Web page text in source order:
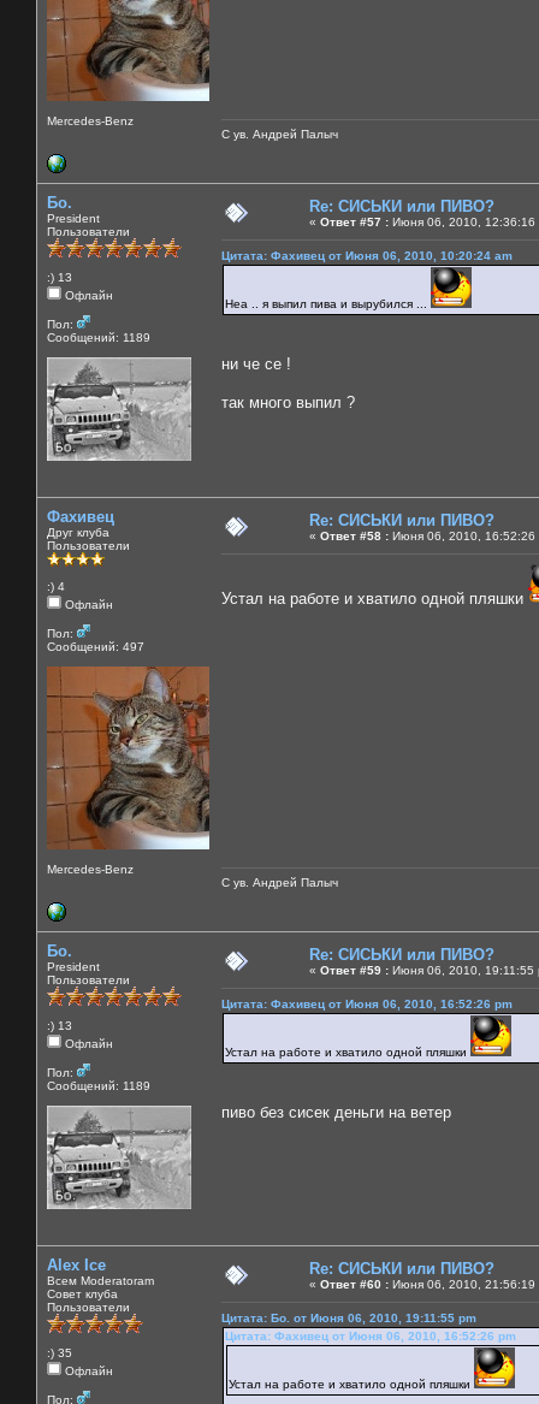
Mercedes-Benz
С ув. Андрей Палыч
Бо.
President
Пользователи
:) 13
Офлайн
Пол:
Сообщений: 1189
Re: СИСЬКИ или ПИВО?
« Ответ #57 : Июня 06, 2010, 12:36:16
Цитата: Фахивец от Июня 06, 2010, 10:20:24 am
Неа .. я выпил пива и вырубился ...
ни че се !
так много выпил ?
Фахивец
Друг клуба
Пользователи
:) 4
Офлайн
Пол:
Сообщений: 497
Mercedes-Benz
Re: СИСЬКИ или ПИВО?
« Ответ #58 : Июня 06, 2010, 16:52:26
Устал на работе и хватило одной пляшки
С ув. Андрей Палыч
Бо.
President
Пользователи
:) 13
Офлайн
Пол:
Сообщений: 1189
Re: СИСЬКИ или ПИВО?
« Ответ #59 : Июня 06, 2010, 19:11:55
Цитата: Фахивец от Июня 06, 2010, 16:52:26 pm
Устал на работе и хватило одной пляшки
пиво без сисек деньги на ветер
Alex Ice
Всем Moderatoram
Совет клуба
Пользователи
:) 35
Офлайн
Пол:
Re: СИСЬКИ или ПИВО?
« Ответ #60 : Июня 06, 2010, 21:56:19
Цитата: Бо. от Июня 06, 2010, 19:11:55 pm
Цитата: Фахивец от Июня 06, 2010, 16:52:26 pm
Устал на работе и хватило одной пляшки